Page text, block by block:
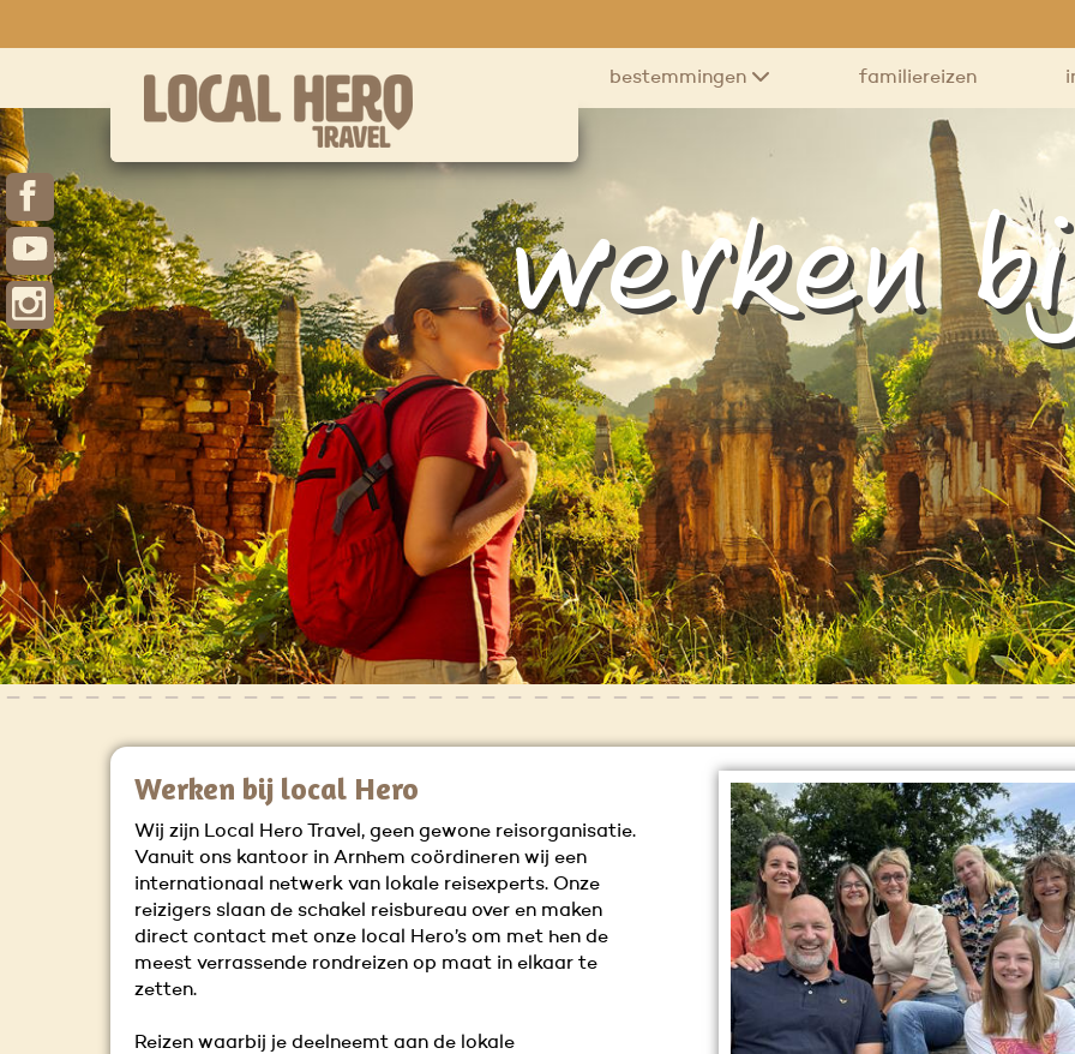
bestemmingen familiereizen
werken
Werken bij local Hero
Wij zijn Local Hero Travel, geen gewone reisorganisatie.
Vanuit ons kantoor in Arnhem coördineren wij een
internationaal netwerk van lokale reisexperts. Onze
reizigers slaan de schakel reisbureau over en maken
direct contact met onze local Hero’s om met hen de
meest verrassende rondreizen op maat in elkaar te
zetten.
Reizen waarbij je deelneemt aan de lokale